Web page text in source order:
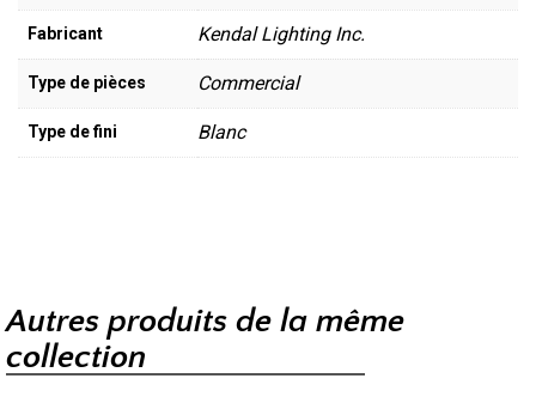
Fabricant Kendal Lighting Inc.
Type de pièces Commercial
Type de fini Blanc
Autres produits de la même
collection